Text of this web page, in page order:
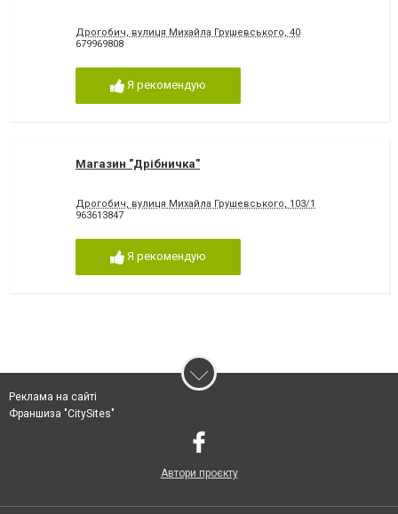
Дрогобич, вулиця Михайла Грушевського, 40
679969808
Я рекомендую
Магазин "Дрібничка"
Дрогобич, вулиця Михайла Грушевського, 103/1
963613847
Я рекомендую
Реклама на сайті
Франшиза "CitySites"
Автори проєкту